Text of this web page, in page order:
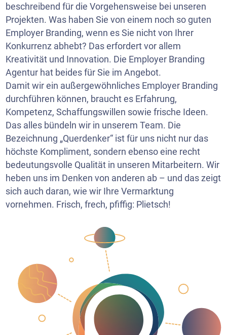
beschreibend für die Vorgehensweise bei unseren
Projekten. Was haben Sie von einem noch so guten
Employer Branding, wenn es Sie nicht von Ihrer
Konkurrenz abhebt? Das erfordert vor allem
Kreativität und Innovation. Die Employer Branding
Agentur hat beides für Sie im Angebot.
Damit wir ein außergewöhnliches Employer Branding
durchführen können, braucht es Erfahrung,
Kompetenz, Schaffungswillen sowie frische Ideen.
Das alles bündeln wir in unserem Team. Die
Bezeichnung „Querdenker“ ist für uns nicht nur das
höchste Kompliment, sondern ebenso eine recht
bedeutungsvolle Qualität in unseren Mitarbeitern. Wir
heben uns im Denken von anderen ab – und das zeigt
sich auch daran, wie wir Ihre Vermarktung
vornehmen. Frisch, frech, pfiffig: Plietsch!